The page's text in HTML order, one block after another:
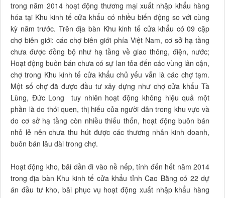
trong năm 2014 hoạt động thương mại xuất nhập khẩu hàng
hóa tại Khu kinh tế cửa khẩu có nhiều biến động so với cùng
kỳ năm trước. Trên địa bàn Khu kinh tế cửa khẩu có 09 cặp
chợ biên giới: các chợ biên giới phía Việt Nam, cơ sở hạ tầng
chưa được đồng bộ như hạ tầng về giao thông, điện, nước;
Hoạt động buôn bán chưa có sự lan tỏa đến các vùng lân cận,
chợ trong Khu kinh tế cửa khẩu chủ yếu vẫn là các chợ tạm.
Một số chợ đã được đầu tư xây dựng như chợ cửa khẩu Tà
Lùng, Đức Long tuy nhiên hoạt động không hiệu quả một
phần là do thói quen, thị hiếu của người dân trong khu vực và
do cơ sở hạ tầng còn nhiều thiếu thốn, hoạt động buôn bán
nhỏ lẻ nên chưa thu hút được các thương nhân kinh doanh,
buôn bán lâu dài trong chợ.
Hoạt động kho, bãi dần đi vào nề nếp, tính đến hết năm 2014
trong địa bàn Khu kinh tế cửa khẩu tỉnh Cao Bằng có 22 dự
án đầu tư kho, bãi phục vụ hoạt động xuất nhập khẩu hàng